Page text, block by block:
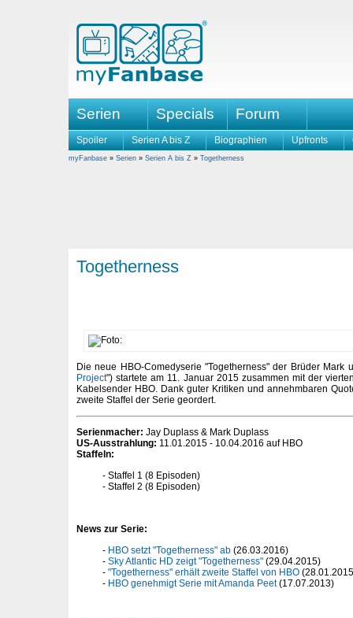
Serien Specials Forum
Spoiler Serien A bis Z Biographien Upfronts
myFanbase » Serien » Serien A bis Z » Togetherness
Togetherness
Die neue HBO-Comedyserie "Togetherness" der Brüder Mark
Project") startete am 11. Januar 2015 zusammen mit der
Kabelsender HBO. Dank guter Kritiken und annehmbaren
zweite Staffel der Serie geordert.
Serienmacher: Jay Duplass & Mark Duplass
US-Ausstrahlung: 11.01.2015 - 10.04.2016 auf HBO
Staffeln:
Staffel 1 (8 Episoden)
Staffel 2 (8 Episoden)
News zur Serie:
HBO setzt "Togetherness" ab (26.03.2016)
Sky Atlantic HD zeigt "Togetherness" (29.04.2015)
"Togetherness" erhält zweite Staffel von HBO
HBO genehmigt Serie mit Amanda Peet(17.07.2013)